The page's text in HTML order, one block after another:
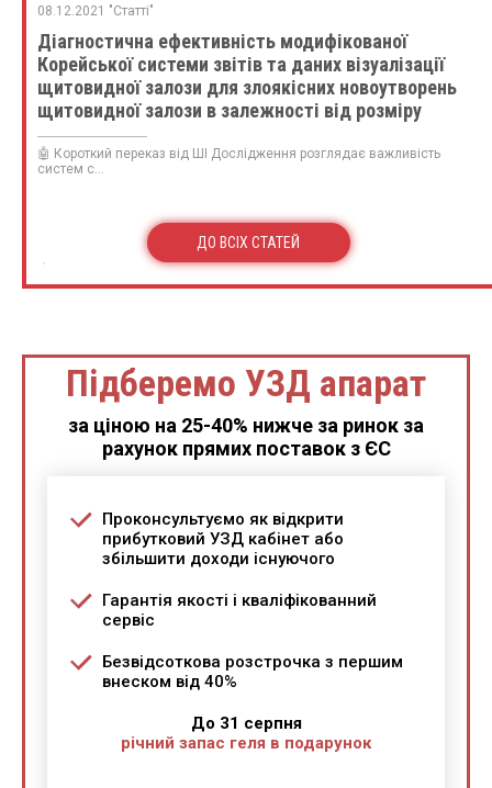
08.12.2021 "Статті"
Діагностична ефективність модифікованої
Корейської системи звітів та даних візуалізації
щитовидної залози для злоякісних новоутворень
щитовидної залози в залежності від розміру
вузлика: порівняння з п’ятьма рекомендаціями
стратифікації
🤖 Короткий переказ від ШІ Дослідження розглядає важливість
систем с...
ДО ВСІХ СТАТЕЙ
Підберемо УЗД апарат
за ціною на 25-40% нижче за ринок за
рахунок прямих поставок з ЄС
Проконсультуємо як відкрити
прибутковий УЗД кабінет або
збільшити доходи існуючого
Гарантія якості і кваліфікованний
сервіс
Безвідсоткова розстрочка з першим
внеском від 40%
До 31 серпня
річний запас геля в подарунок